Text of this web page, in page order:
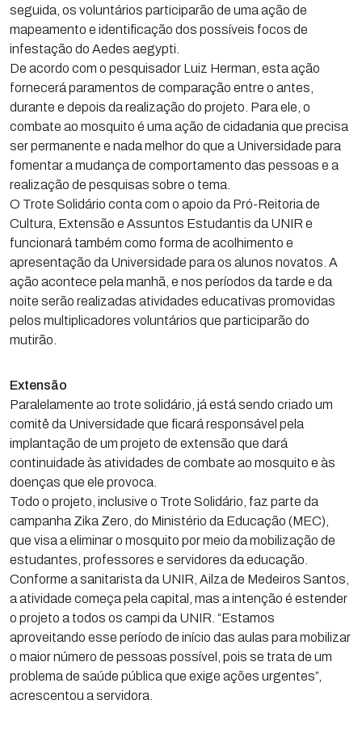
seguida, os voluntários participarão de uma ação de
mapeamento e identificação dos possíveis focos de
infestação do Aedes aegypti.
De acordo com o pesquisador Luiz Herman, esta ação
fornecerá paramentos de comparação entre o antes,
durante e depois da realização do projeto. Para ele, o
combate ao mosquito é uma ação de cidadania que precisa
ser permanente e nada melhor do que a Universidade para
fomentar a mudança de comportamento das pessoas e a
realização de pesquisas sobre o tema.
O Trote Solidário conta com o apoio da Pró-Reitoria de
Cultura, Extensão e Assuntos Estudantis da UNIR e
funcionará também como forma de acolhimento e
apresentação da Universidade para os alunos novatos. A
ação acontece pela manhã, e nos períodos da tarde e da
noite serão realizadas atividades educativas promovidas
pelos multiplicadores voluntários que participarão do
mutirão.
Extensão
Paralelamente ao trote solidário, já está sendo criado um
comitê da Universidade que ficará responsável pela
implantação de um projeto de extensão que dará
continuidade às atividades de combate ao mosquito e às
doenças que ele provoca.
Todo o projeto, inclusive o Trote Solidário, faz parte da
campanha Zika Zero, do Ministério da Educação (MEC),
que visa a eliminar o mosquito por meio da mobilização de
estudantes, professores e servidores da educação.
Conforme a sanitarista da UNIR, Ailza de Medeiros Santos,
a atividade começa pela capital, mas a intenção é estender
o projeto a todos os campi da UNIR. “Estamos
aproveitando esse período de início das aulas para mobilizar
o maior número de pessoas possível, pois se trata de um
problema de saúde pública que exige ações urgentes”,
acrescentou a servidora.